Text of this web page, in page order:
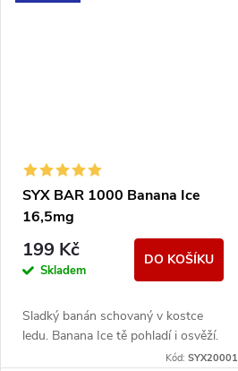
SYX BAR 1000 Banana Ice
16,5mg
199 Kč
Skladem
DO KOŠÍKU
Sladký banán schovaný v kostce
ledu. Banana Ice tě pohladí i osvěží.
Kód:SYX20001